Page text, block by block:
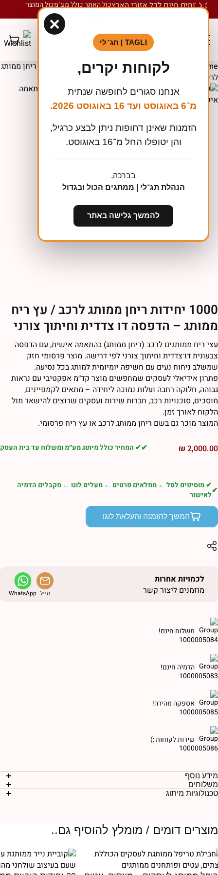
משלוחים חינם לכל אזורי הארץכול האתר כולל מע"מכול המוצרים
קטלוג מוצרים»כנסים ותערוכות»
1000 יחידות ריחן ממותג
/ עץ ריח ממותג – הדפסה דו צדדית וחיתוך צורני
1000 יחידות ריחן ממותג לרכב / עץ ריח
– הדפסה דו צדדית וחיתוך צורני
₪ ✔ המחיר כולל מיתוג מע״מ ומשלוח עד בית העסק
ריח ממותגים לרכב (ריחן ממותג) בהתאמה אישית, עם הדפסה
דו־צדדית וחיתוך צורני לפי דרישה. מוצר פרסומי חזק
ניחוח נעים עם חשיפה יומיומית למותג בכל נסיעה.
אידיאלי לעסקים שמחפשים מוצר קד״מ אפקטיבי עם נראות
חלוקה רחבה ועלות נמוכה ליחידה – מתאים לקמפיינים,
סוכנויות רכב, חברות שירות ועסקים שרוצים להישאר מול
לאורך זמן.
מוכר גם בשם ריחן ממותג לרכב או עץ ריח פרסומי.
✔ מוסיפים לסל ← ממלאים פרטים ← מעלים לוגו ← מקבלים הדמיה
לאישור
המשך להזמנה והעלאת לוגו
לכמויות אחרות
מוזמנים ליצור קשר
מייל WhatsApp
משלוח חינם!
הדמיה חינם!
אספקה מהירה!
שירות לקוחות :)
נוסף
מיתוג
דומים / מומלץ להוסיף גם..
×
TAGLI | תג־לי
לקוחות יקרים,
אנחנו סגורים לחופשה שנתית
מ־6 באוגוסט ועד 16 באוגוסט 2026.
הזמנות שאינן דחופות ניתן לבצע כרגיל,
והן יטופלו החל מ־16 באוגוסט.
בברכה,
הנהלת תג־לי | ממתגים הכול ובגדול
להמשך גלישה באתר